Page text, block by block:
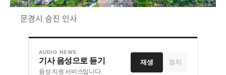
문경시 승진 인사
AUDIO NEWS
기사 음성으로 듣기
음성 지원 서비스입니다.
재생 정지